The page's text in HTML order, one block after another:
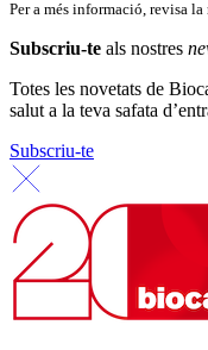
Per a més informació, revisa la
Subscriu-te als nostres
Totes les novetats de
salut a la teva safata
Subscriu-te